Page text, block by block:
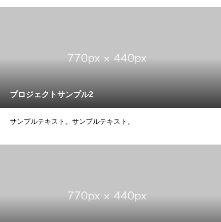
プロジェクトサンプル2
サンプルテキスト。サンプルテキスト。